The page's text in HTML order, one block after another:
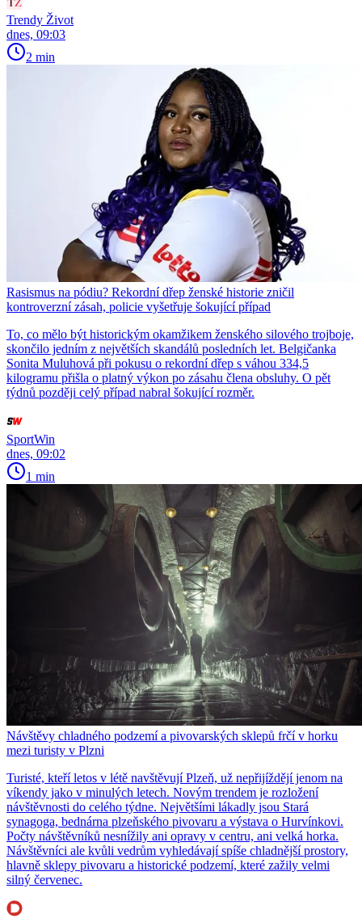
Trendy Život
dnes, 09:03
2 min
Rasismus na pódiu? Rekordní dřep ženské historie zničil
kontroverzní zásah, policie vyšetřuje šokující případ
To, co mělo být historickým okamžikem ženského silového trojboje,
skončilo jedním z největších skandálů posledních let. Belgičanka
Sonita Muluhová při pokusu o rekordní dřep s váhou 334,5
kilogramu přišla o platný výkon po zásahu člena obsluhy. O pět
týdnů později celý případ nabral šokující rozměr.
SportWin
dnes, 09:02
1 min
Návštěvy chladného podzemí a pivovarských sklepů frčí v horku
mezi turisty v Plzni
Turisté, kteří letos v létě navštěvují Plzeň, už nepřijíždějí jenom na
víkendy jako v minulých letech. Novým trendem je rozložení
návštěvnosti do celého týdne. Největšími lákadly jsou Stará
synagoga, bednárna plzeňského pivovaru a výstava o Hurvínkovi.
Počty návštěvníků nesnížily ani opravy v centru, ani velká horka.
Návštěvníci ale kvůli vedrům vyhledávají spíše chladnější prostory,
hlavně sklepy pivovaru a historické podzemí, které zažily velmi
silný červenec.